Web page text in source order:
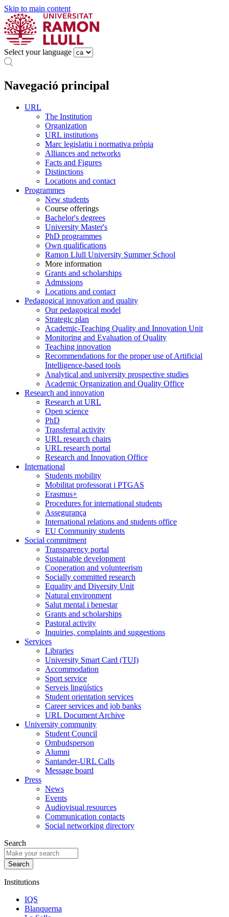
Skip to main content
Select your language
Navegació principal
URL
The Institution
Organization
URL institutions
Marc legislatiu i normativa pròpia
Alliances and networks
Facts and Figures
Distinctions
Locations and contact
Programmes
New students
Course offerings
Bachelor's degrees
University Master's
PhD programmes
Own qualifications
Ramon Llull University Summer School
More information
Grants and scholarships
Admissions
Locations and contact
Pedagogical innovation and quality
Our pedagogical model
Strategic plan
Academic-Teaching Quality and Innovation Unit
Monitoring and Evaluation of Quality
Teaching innovation
Recommendations for the proper use of Artificial
Intelligence-based tools
Analytical and university prospective studies
Academic Organization and Quality Office
Research and innovation
Research at URL
Open science
PhD
Transferral activity
URL research chairs
URL research portal
Research and Innovation Office
International
Students mobility
Mobilitat professorat i PTGAS
Erasmus+
Procedures for international students
Assegurança
International relations and students office
EU Community students
Social commitment
Transparency portal
Sustainable development
Cooperation and volunteerism
Socially committed research
Equality and Diversity Unit
Natural environment
Salut mental i benestar
Grants and scholarships
Pastoral activity
Inquiries, complaints and suggestions
Services
Libraries
University Smart Card (TUI)
Accommodation
Sport service
Serveis lingüístics
Student orientation services
Career services and job banks
URL Document Archive
University community
Student Council
Ombudsperson
Alumni
Santander-URL Calls
Message board
Press
News
Events
Audiovisual resources
Communication contacts
Social networking directory
Search
Institutions
IQS
Blanquerna